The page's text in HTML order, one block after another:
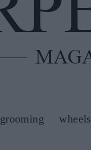
grooming wheels